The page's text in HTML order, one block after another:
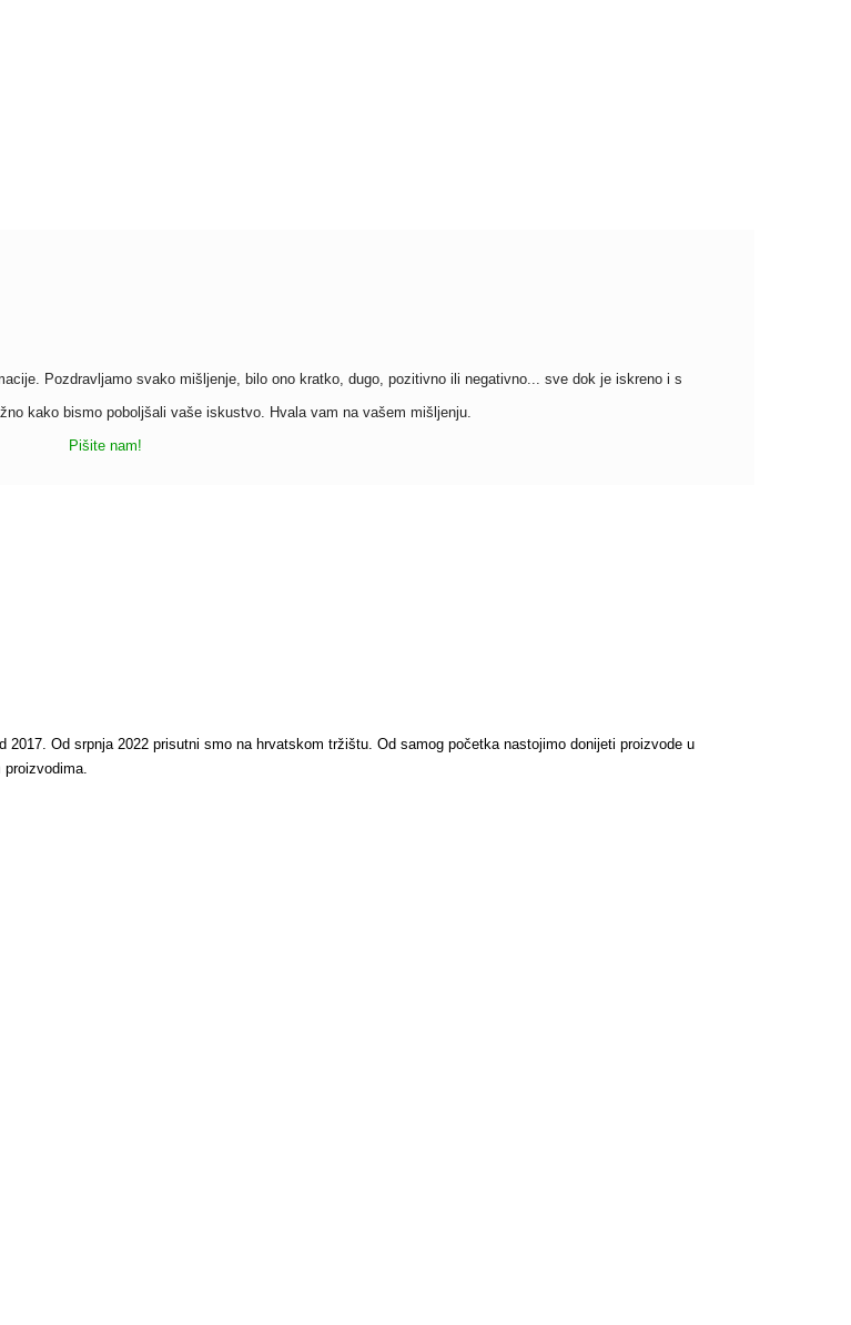
Pozdravljamo svako mišljenje, bilo ono kratko, dugo, pozitivno ili negativno... sve dok je iskreno i s
kako bismo poboljšali vaše iskustvo. Hvala vam na vašem mišljenju.
Pišite nam!
Od srpnja 2022 prisutni smo na hrvatskom tržištu. Od samog početka nastojimo donijeti proizvode u